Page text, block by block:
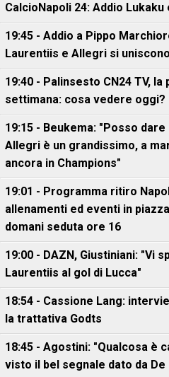
CalcioNapoli 24: Addio
19:45 - Addio a Pippo
Laurentiis e Allegri si
19:40 - Palinsesto CN24 TV,
settimana: cosa vedere oggi?
19:15 - Beukema: "Posso
Allegri è un grandissimo, a
ancora in Champions"
19:01 - Programma ritiro
allenamenti ed eventi in
domani seduta ore 16
19:00 - DAZN, Giustiniani: "Vi
Laurentiis al gol di Lucca"
18:54 - Cassione Lang:
la trattativa Godts
18:45 - Agostini: "Qualcosa è
visto il bel segnale dato da De